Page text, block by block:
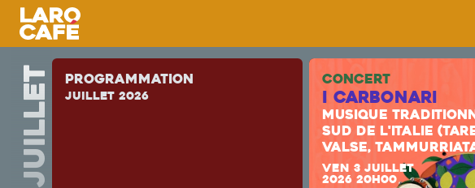
juillet Programmation
juillet 2026
CONCERT
I Carbonari
MUSIQUE
SUD DE L'ITALIE
VALSE,
VEN 3 JUILLET
2026 20H00